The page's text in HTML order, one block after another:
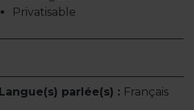
Privatisable
Langue(s) parlée(s) : Français